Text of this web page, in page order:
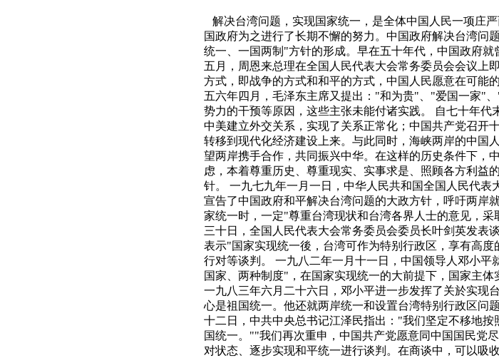
解决台湾问题，实现国家统一，是全体中国人民一项庄
国政府为之进行了长期不懈的努力。中国政府解决台湾问
统一、一国两制"方针的形成。早在五十年代，中国政府
五月，周恩来总理在全国人民代表大会常务委员会会议上
方式，即战争的方式和和平的方式，中国人民愿意在可能
五六年四月，毛泽东主席又提出："和为贵"、"爱国一家"
势力的干预等原因，这些主张未能付诸实践。 自七十年代
中美建立外交关系，实现了关系正常化；中国共产党召开
转移到现代化经济建设上来。与此同时，海峡两岸的中国
望两岸携手合作，共同振兴中华。在这样的历史条件下，
虑，本着尊重历史、尊重现实、实事求是、照顾各方利益
针。 一九七九年一月一日，中华人民共和国全国人民代
宣告了中国政府和平解决台湾问题的大政方针，呼吁两岸
家统一时，一定"尊重台湾现状和台湾各界人士的意见，
三十日，全国人民代表大会常务委员会委员长叶剑英发表
表示"国家实现统一後，台湾可作为特别行政区，享有高
行对等谈判。 一九八二年一月十一日，中国领导人邓小
国家、两种制度"，在国家实现统一的大前提下，国家主体
一九八三年六月二十六日，邓小平进一步发挥了关於实现
心是祖国统一。他还就两岸统一和设置台湾特别行政区问
十二日，中共中央总书记江泽民指出："我们坚定不移地
国统一。""我们再次重申，中国共产党愿意同中国国民党
对状态、逐步实现和平统一进行谈判。在商谈中，可以吸